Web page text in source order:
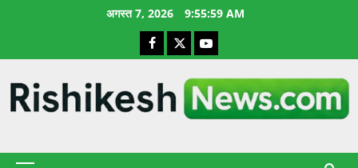
अगस्त 7, 2026 9:56:00 AM
Facebook
X YouTube